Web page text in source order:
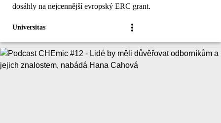
dosáhly na nejcennější evropský ERC grant.
Universitas